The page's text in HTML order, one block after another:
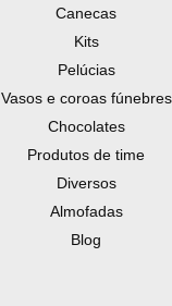
Canecas
Kits
Pelúcias
Vasos e coroas fúnebres
Chocolates
Produtos de time
Diversos
Almofadas
Blog